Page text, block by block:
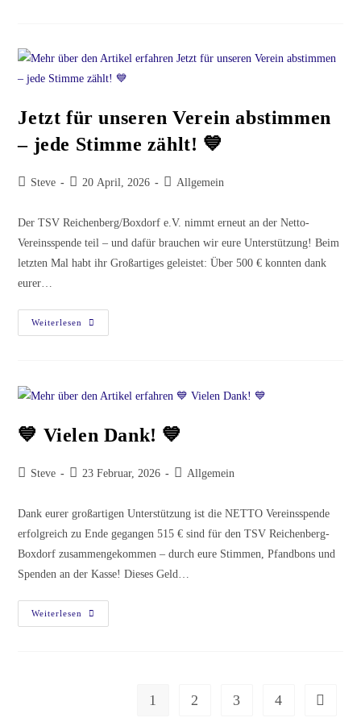
Jetzt für unseren Verein abstimmen
– jede Stimme zählt! 💙
Beitrags-
Steve
Beitrag
20 April, 2026
Beitrags-
Allgemein
Der TSV Reichenberg/Boxdorf e.V. nimmt erneut an der Netto-
Vereinsspende teil – und dafür brauchen wir eure Unterstützung! Beim
letzten Mal habt ihr Großartiges geleistet: Über 500 € konnten dank
eurer…
Weiterlesen
Jetzt
Für
Jede
Stimme
💙 Vielen Dank! 💙
Beitrags-
Steve
Beitrag
23 Februar, 2026
Beitrags-
Allgemein
Dank eurer großartigen Unterstützung ist die NETTO Vereinsspende
erfolgreich zu Ende gegangen 515 € sind für den TSV Reichenberg-
Boxdorf zusammengekommen – durch eure Stimmen, Pfandbons und
Spenden an der Kasse! Dieses Geld…
Weiterlesen
💙
Vielen
1 2 3 4